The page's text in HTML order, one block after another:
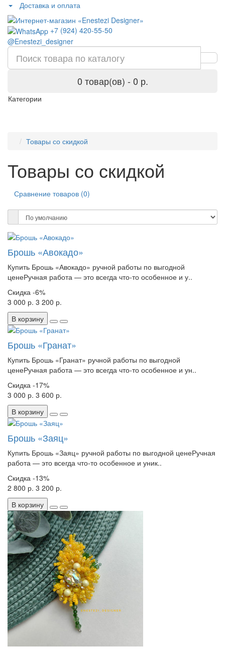
Доставка и оплата
+7 (924) 420-55-50
@Enestezi_designer
0 товар(ов) - 0 р.
Категории
Товары со скидкой
Товары со скидкой
Сравнение товаров (0)
Брошь «Авокадо»
Купить Брошь «Авокадо» ручной работы по выгодной
ценеРучная работа — это всегда что-то особенное и у..
Скидка -6%
3 000 р. 3 200 р.
В корзину
Брошь «Гранат»
Купить Брошь «Гранат» ручной работы по выгодной
ценеРучная работа — это всегда что-то особенное и ун..
Скидка -17%
3 000 р. 3 600 р.
В корзину
Брошь «Заяц»
Купить Брошь «Заяц» ручной работы по выгодной ценеРучная
работа — это всегда что-то особенное и уник..
Скидка -13%
2 800 р. 3 200 р.
В корзину